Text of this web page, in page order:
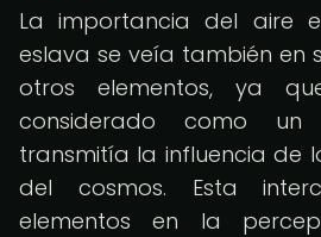
La importancia del aire
eslava se veía también en
otros elementos, ya
considerado como un
transmitía la influencia de
del cosmos. Esta
elementos en la